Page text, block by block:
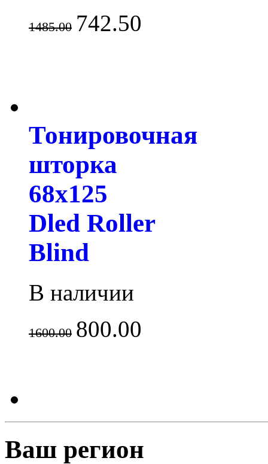
1485.00 742.50
Тонировочная
шторка
68х125
Dled Roller
Blind
В наличии
1600.00 800.00
Ваш регион